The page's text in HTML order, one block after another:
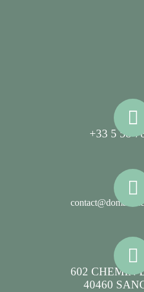
+33 5 58
602 CHEMIN
40460